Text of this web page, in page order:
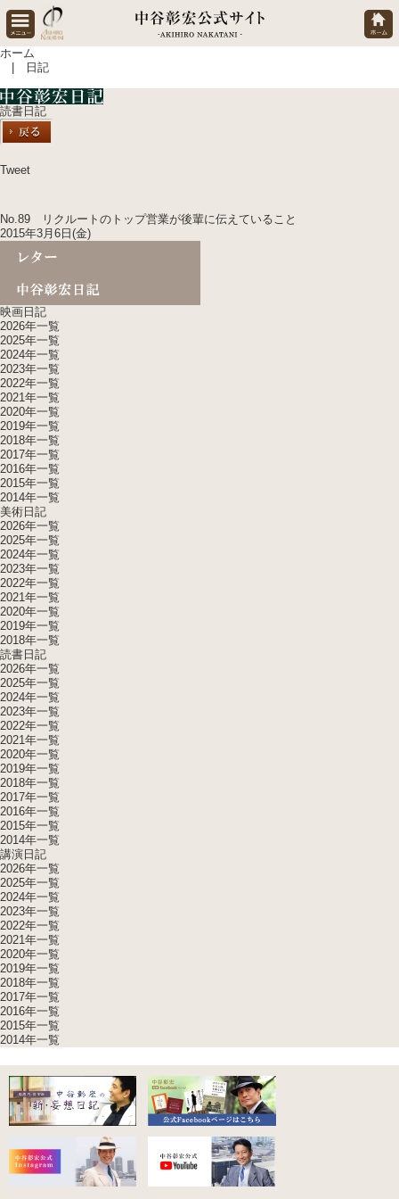
ホーム
| 日記
読書日記
Tweet
No.89 リクルートのトップ営業が後輩に伝えていること
2015年3月6日(金)
映画日記
2026年一覧
2025年一覧
2024年一覧
2023年一覧
2022年一覧
2021年一覧
2020年一覧
2019年一覧
2018年一覧
2017年一覧
2016年一覧
2015年一覧
2014年一覧
美術日記
2026年一覧
2025年一覧
2024年一覧
2023年一覧
2022年一覧
2021年一覧
2020年一覧
2019年一覧
2018年一覧
読書日記
2026年一覧
2025年一覧
2024年一覧
2023年一覧
2022年一覧
2021年一覧
2020年一覧
2019年一覧
2018年一覧
2017年一覧
2016年一覧
2015年一覧
2014年一覧
講演日記
2026年一覧
2025年一覧
2024年一覧
2023年一覧
2022年一覧
2021年一覧
2020年一覧
2019年一覧
2018年一覧
2017年一覧
2016年一覧
2015年一覧
2014年一覧